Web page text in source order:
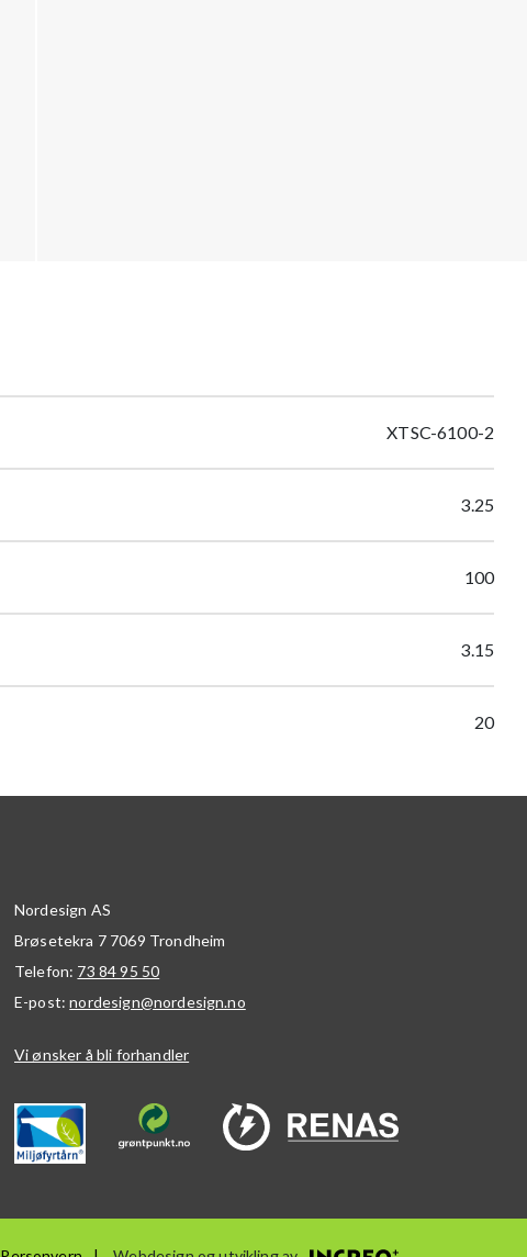
XTSC-6100-2
3.25
100
3.15
20
Nordesign AS
Brøsetekra 7 7069 Trondheim
Telefon: 73 84 95 50
E-post:nordesign@nordesign.no
Vi ønsker å bli forhandler